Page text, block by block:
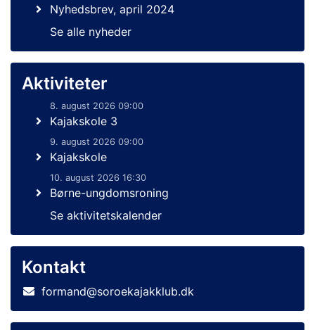
Nyhedsbrev, april 2024
Se alle nyheder
Aktiviteter
8. august 2026 09:00
Kajakskole 3
9. august 2026 09:00
Kajakskole
10. august 2026 16:30
Børne-ungdomsroning
Se aktivitetskalender
Kontakt
formand@soroekajakklub.dk